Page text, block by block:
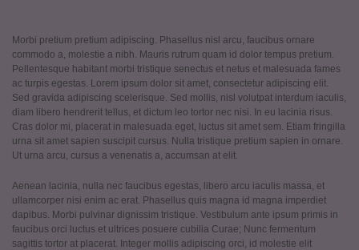
Morbi pretium pretium adipiscing. Phasellus nisl arcu, faucibus ornare
commodo a, molestie a nibh. Mauris rutrum quam id dolor tempus pretium.
Pellentesque habitant morbi tristique senectus et netus et malesuada fames
ac turpis egestas. Lorem ipsum dolor sit amet, consectetur adipiscing elit.
Sed gravida adipiscing scelerisque. Sed mollis, nisl volutpat interdum iaculis,
diam libero hendrerit tellus, et dictum leo tortor nec nisi. In eu lacinia risus.
Cras dolor mi, placerat in malesuada eget, luctus sit amet sem. Etiam fringilla
urna sit amet sapien suscipit cursus. Nulla tristique pretium sapien in ornare.
Ut urna arcu, cursus a venenatis a, accumsan at elit.
Aenean lacinia, nulla nec faucibus egestas, libero arcu iaculis massa, et
ullamcorper nisi enim ac erat. Phasellus quis magna id magna imperdiet
dapibus. Morbi pulvinar dignissim tristique. Vestibulum ante ipsum primis in
faucibus orci luctus et ultrices posuere cubilia Curae; Nunc fermentum
sagittis tortor at placerat. Integer mollis adipiscing orci, id molestie elit